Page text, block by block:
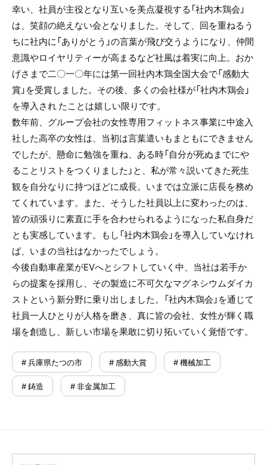
幸い、社員が主役となり互いを美点凝視する「社内木鶏会」
は、笑顔の絶えない会となりました。そして、回を重ねるう
ちに社内に「ありがとう」の言葉が飛び交うようになり、仲間
意識やロイヤリティーが高まるなど社風は着実に向上。おか
げさまで二〇一〇年には第一回社内木鶏全国大会で「感動大
賞」を受賞しました。その後、多くの会社様が「社内木鶏会」
を導入され たことは嬉しい限りです。
数年前、グループ会社の女性専用フィットネス事業に中途入
社した高卒の女性は、当初は言葉遣いもまともにできません
でしたが、懸命に勉強を重ね、ある時「自分が死ぬまでにや
ることリストをつくりました」と、私が常々説いてきた死生
観を自分なりに持つほどに成長。いまでは立派に店長を務め
てくれています。また、そうした社員以上に変わったのは、
皆の頑張りに素直に手を合わせられるようになった私自身だ
とも実感しています。もし「社内木鶏会」を導入していなけれ
ば、いまの当社はなかったでしょう。
今後自動車産業がEVへとシフトしていく中、当社は若手か
らの提案を採用し、その製造に不可欠なマグネシウムダイカ
ストという新分野に乗り出しました。「社内木鶏会」を通じて
社員一人ひとりが人格を磨き、真に皆の会社、女性が輝く職
場を創造し、新しい市場を果敢に切り拓いていく覚悟です。
# 兵庫県たつの市 # 感動大賞 # 機械加工
# 鋳造 # 非金属加工